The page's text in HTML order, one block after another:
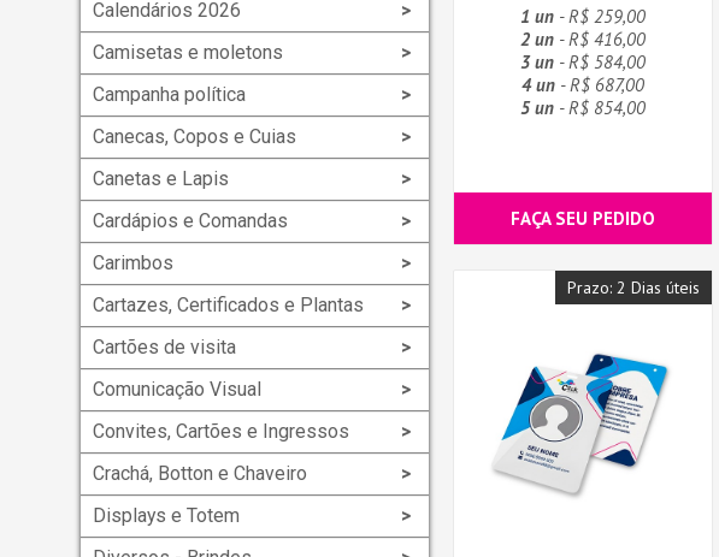
Calendários 2026
Camisetas e moletons
Campanha política
Canecas, Copos e Cuias
Canetas e Lapis
Cardápios e Comandas
Carimbos
Cartazes, Certificados e Plantas
Cartões de visita
Comunicação Visual
Convites, Cartões e Ingressos
Crachá, Botton e Chaveiro
Displays e Totem
1 un - R$ 259,00
2 un - R$ 416,00
3 un - R$ 584,00
4 un - R$ 687,00
5 un - R$ 854,00
FAÇA SEU PEDIDO
Prazo: 2 Dias úteis